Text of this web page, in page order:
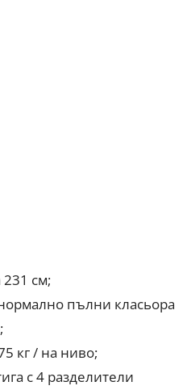
см;
пълни класьора
кг / на ниво;
с 4 разделители